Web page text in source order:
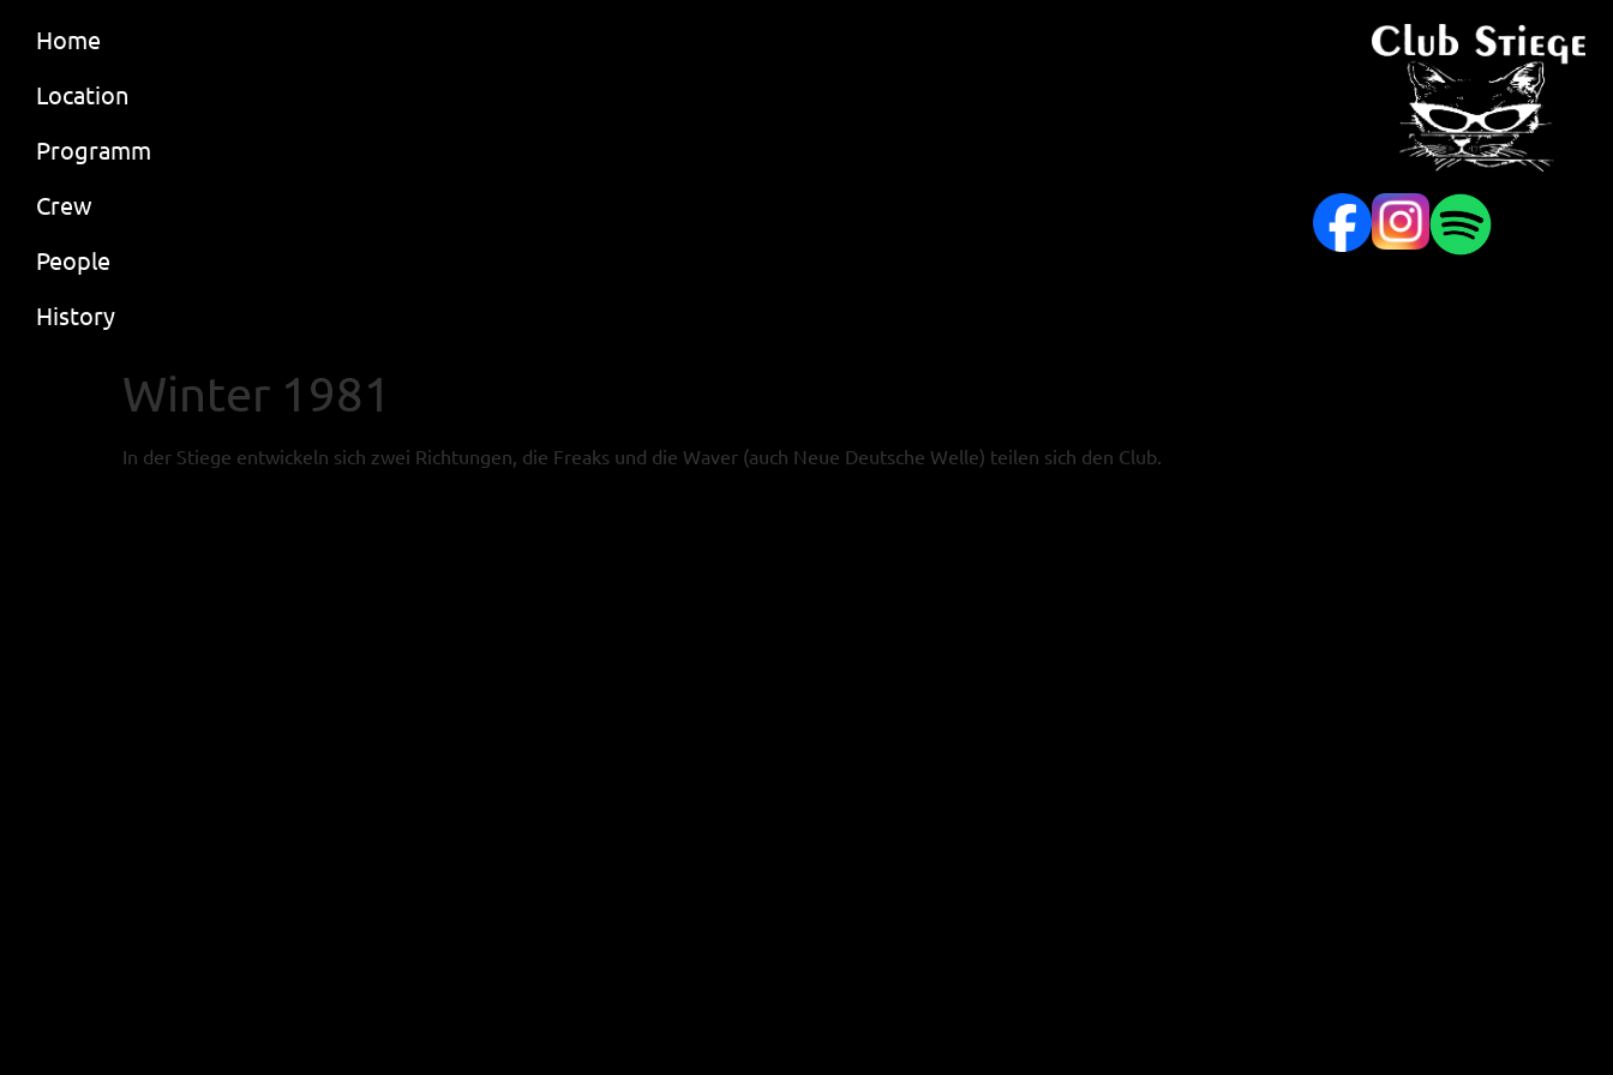
Home
Location
Programm
Crew
People
History
Winter 1981
In der Stiege entwickeln sich zwei Richtungen, die Freaks und die Waver (auch Neue Deutsche Welle) teilen sich den Club.